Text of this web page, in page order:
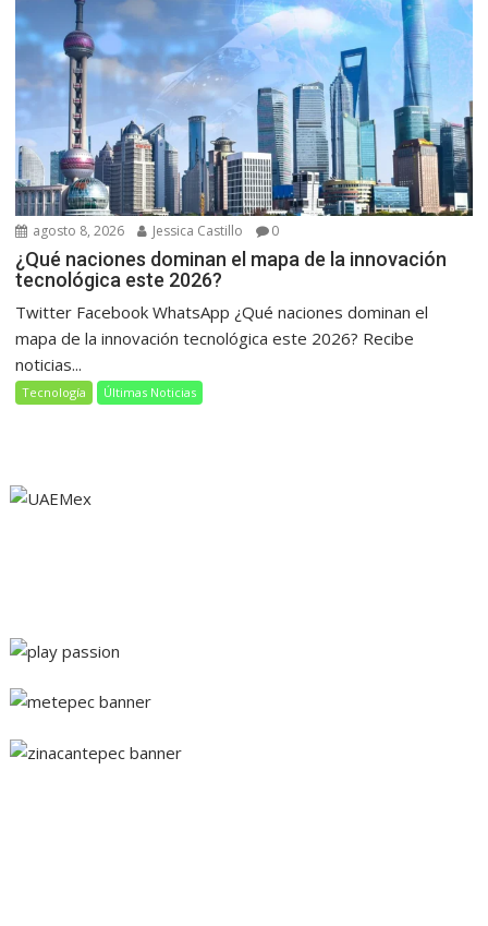
agosto 8, 2026 Jessica Castillo 0
¿Qué naciones dominan el mapa de la innovación
tecnológica este 2026?
Twitter Facebook WhatsApp ¿Qué naciones dominan el
mapa de la innovación tecnológica este 2026? Recibe
noticias...
Tecnología Últimas Noticias